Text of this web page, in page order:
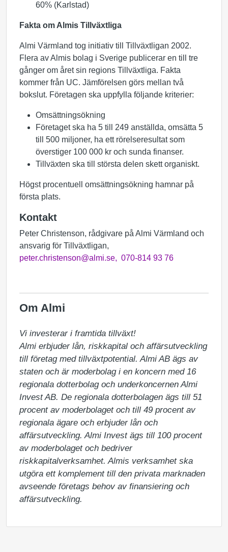
60% (Karlstad)
Fakta om Almis Tillväxtliga
Almi Värmland tog initiativ till Tillväxtligan 2002.
Flera av Almis bolag i Sverige publicerar en till tre
gånger om året sin regions Tillväxtliga. Fakta
kommer från UC. Jämförelsen görs mellan två
bokslut. Företagen ska uppfylla följande kriterier:
Omsättningsökning
Företaget ska ha 5 till 249 anställda, omsätta 5
till 500 miljoner, ha ett rörelseresultat som
överstiger 100 000 kr och sunda finanser.
Tillväxten ska till största delen skett organiskt.
Högst procentuell omsättningsökning hamnar på
första plats.
Kontakt
Peter Christenson, rådgivare på Almi Värmland och
ansvarig för Tillväxtligan,
peter.christenson@almi.se, 070-814 93 76
Om Almi
Vi investerar i framtida tillväxt!
Almi erbjuder lån, riskkapital och affärsutveckling
till företag med tillväxtpotential. Almi AB ägs av
staten och är moderbolag i en koncern med 16
regionala dotterbolag och underkoncernen Almi
Invest AB. De regionala dotterbolagen ägs till 51
procent av moderbolaget och till 49 procent av
regionala ägare och erbjuder lån och
affärsutveckling. Almi Invest ägs till 100 procent
av moderbolaget och bedriver
riskkapitalverksamhet. Almis verksamhet ska
utgöra ett komplement till den privata marknaden
avseende företags behov av finansiering och
affärsutveckling.